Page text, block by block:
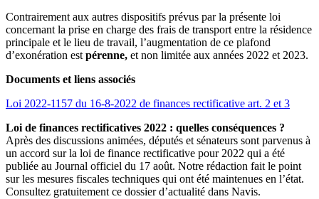
Contrairement aux autres dispositifs prévus par la présente loi
concernant la prise en charge des frais de transport entre la résidence
principale et le lieu de travail, l’augmentation de ce plafond
d’exonération estpérenne, et non limitée aux années 2022 et 2023.
Documents et liens associés
Loi 2022-1157 du 16-8-2022 de finances rectificative art. 2 et 3
Loi de finances rectificatives 2022 : quelles conséquences ?
Après des discussions animées, députés et sénateurs sont parvenus à
un accord sur la loi de finance rectificative pour 2022 qui a été
publiée au Journal officiel du 17 août. Notre rédaction fait le point
sur les mesures fiscales techniques qui ont été maintenues en l’état.
Consultez gratuitement ce dossier d’actualité dans Navis.